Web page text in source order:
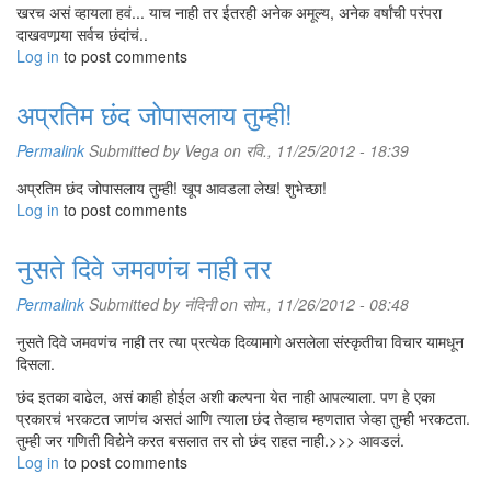
खरच असं व्हायला हवं... याच नाही तर ईतरही अनेक अमूल्य, अनेक वर्षांची परंपरा
दाखवणार्‍या सर्वच छंदांचं..
Log in to post comments
अप्रतिम छंद जोपासलाय तुम्ही!
Permalink Submitted by Vega on रवि., 11/25/2012 - 18:39
अप्रतिम छंद जोपासलाय तुम्ही! खूप आवडला लेख! शुभेच्छा!
Log in to post comments
नुसते दिवे जमवणंच नाही तर
Permalink Submitted by नंदिनीon सोम., 11/26/2012 - 08:48
नुसते दिवे जमवणंच नाही तर त्या प्रत्येक दिव्यामागे असलेला संस्कृतीचा विचार यामधून
दिसला.
छंद इतका वाढेल, असं काही होईल अशी कल्पना येत नाही आपल्याला. पण हे एका
प्रकारचं भरकटत जाणंच असतं आणि त्याला छंद तेव्हाच म्हणतात जेव्हा तुम्ही भरकटता.
तुम्ही जर गणिती विद्येने करत बसलात तर तो छंद राहत नाही.>>> आवडलं.
Log in to post comments